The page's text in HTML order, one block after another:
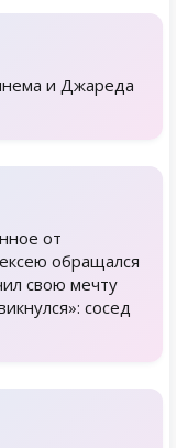
и Джареда
от
обращался
свою мечту
сосед